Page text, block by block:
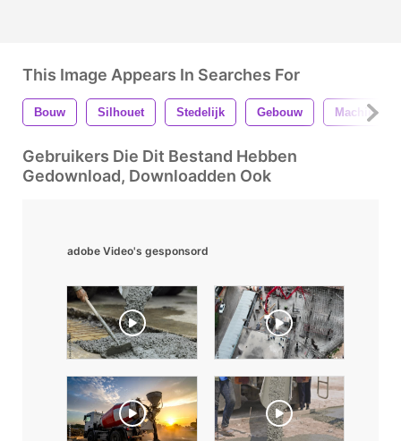
This Image Appears In Searches For
Bouw Silhouet Stedelijk Gebouw Machine
Gebruikers Die Dit Bestand Hebben
Gedownload, Downloadden Ook
adobe Video's gesponsord